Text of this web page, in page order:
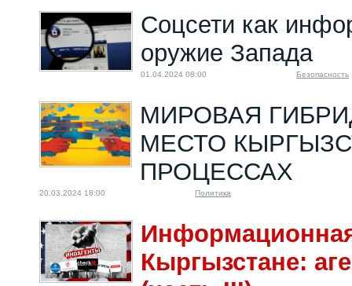
Соцсети как
оружие Запада
01.04.2024 08:00 Безопасность
МИРОВАЯ
МЕСТО
ПРОЦЕССАХ
20.03.2024 18:00 Политика
Кыргызстане: